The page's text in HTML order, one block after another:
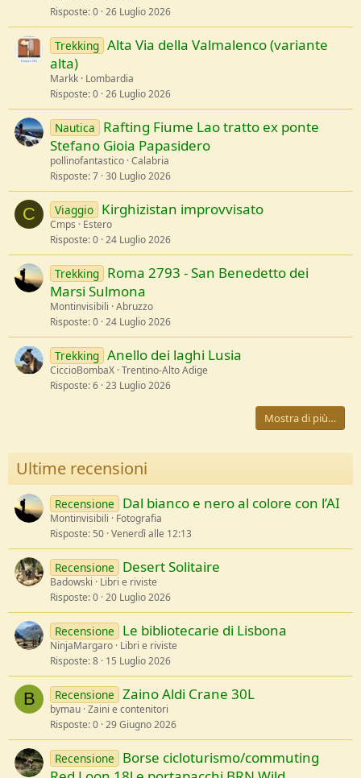
Risposte 0 26 Luglio 2026
Trekking Alta Via della Valmalenco (variante
alta)
Markk Lombardia
Risposte 0 26 Luglio 2026
Nautica
Rafting Fiume Lao tratto ex ponte
Stefano Gioia Papasidero
pollinofantastico Calabria
Risposte 7 30 Luglio 2026
C Viaggio Kirghizistan improvvisato
Cmps
Estero
Risposte 0 24 Luglio 2026
Trekking Roma 2793 - San Benedetto dei
Marsi Sulmona
Montinvisibili Abruzzo
Risposte 0 24 Luglio 2026
Trekking Anello dei laghi Lusia
CiccioBombaX Trentino-Alto Adige
Risposte 6 23 Luglio 2026
Mostra di più…
Ultime recensioni
Recensione Dal bianco e nero al colore con l’AI
Montinvisibili
Fotografia
Risposte 50 Venerdì alle 12:13
Recensione Desert Solitaire
Badowski
Libri e riviste
Risposte 0 20 Luglio 2026
Recensione Le bibliotecarie di Lisbona
NinjaMargaro Libri e riviste
Risposte 8 15 Luglio 2026
B Recensione Zaino Aldi Crane 30L
bymau Zaini e contenitori
Risposte 0 29 Giugno 2026
Recensione
Borse cicloturismo/commuting